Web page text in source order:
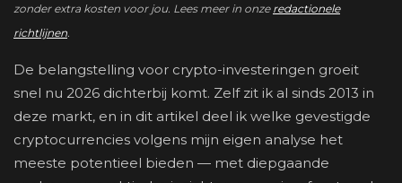
zonder extra kosten voor jou. Lees meer in onze redactionele
richtlijnen.
De belangstelling voor crypto-investeringen groeit
snel nu 2026 dichterbij komt. Zelf zit ik al sinds 2013 in
deze markt, en in dit artikel deel ik welke gevestigde
cryptocurrencies volgens mijn eigen analyse het
meeste potentieel bieden — met diepgaande